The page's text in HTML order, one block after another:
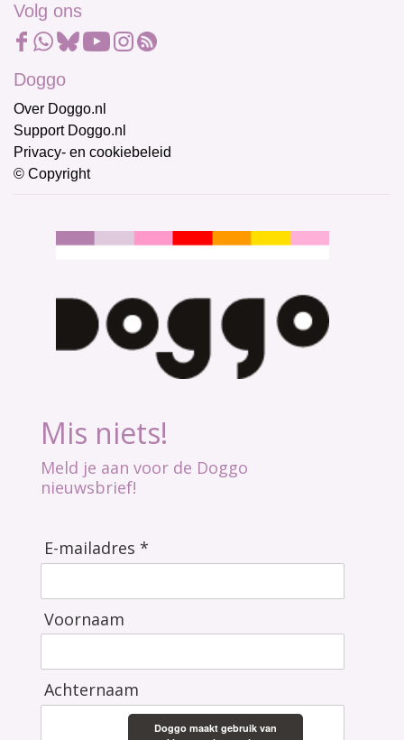
Volg ons
Doggo
Over Doggo.nl
Support Doggo.nl
Privacy- en cookiebeleid
© Copyright
Mis niets!
Meld je aan voor de Doggo
nieuwsbrief!
E-mailadres *
Voornaam
Achternaam
Doggo maakt gebruik van